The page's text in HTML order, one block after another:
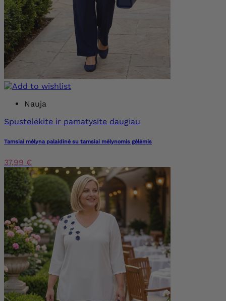
Nauja
Spustelėkite ir pamatysite daugiau
Tamsiai mėlyna palaidinė su tamsiai mėlynomis gėlėmis
37,99 €